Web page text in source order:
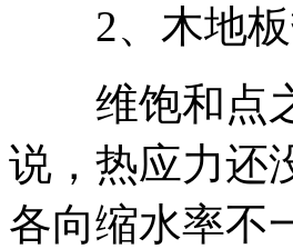
2、木地板
维饱和点之
说，热应力还
各向缩水率不